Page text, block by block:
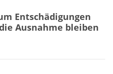
Entschädigungen
Ausnahme bleiben